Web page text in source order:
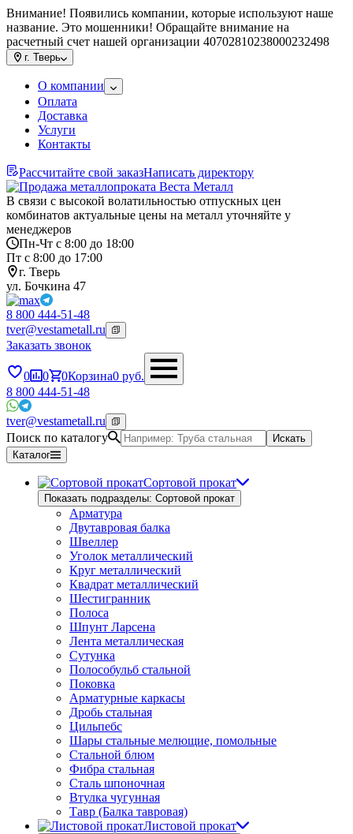
Внимание! Появились компании, которые используют наше
название. Это мошенники! Обращайте внимание на
расчетный счет нашей организации 40702810238000232498
г. Тверь
О компании
Оплата
Доставка
Услуги
Контакты
Рассчитайте свой заказНаписать директору
В связи с высокой волатильностью отпускных цен
комбинатов актуальные цены на металл уточняйте у
менеджеров
Пн-Чт с 8:00 до 18:00
Пт с 8:00 до 17:00
г. Тверь
ул. Бочкина 47
8 800 444-51-48
tver@vestametall.ru
Заказать звонок
0 0 0Корзина0 руб.
8 800 444-51-48
tver@vestametall.ru
Поиск по каталогу
Искать
Каталог
Сортовой прокат
Показать подразделы: Сортовой прокат
Арматура
Двутавровая балка
Швеллер
Уголок металлический
Круг металлический
Квадрат металлический
Шестигранник
Полоса
Шпунт Ларсена
Лента металлическая
Сутунка
Полособульб стальной
Поковка
Арматурные каркасы
Дробь стальная
Цильпебс
Шары стальные мелющие, помольные
Стальной блюм
Фибра стальная
Сталь шпоночная
Втулка чугунная
Тавр (Балка тавровая)
Листовой прокат